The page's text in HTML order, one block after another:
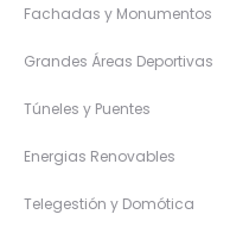
Fachadas y Monumentos
Grandes Áreas Deportivas
Túneles y Puentes
Energias Renovables
Telegestión y Domótica